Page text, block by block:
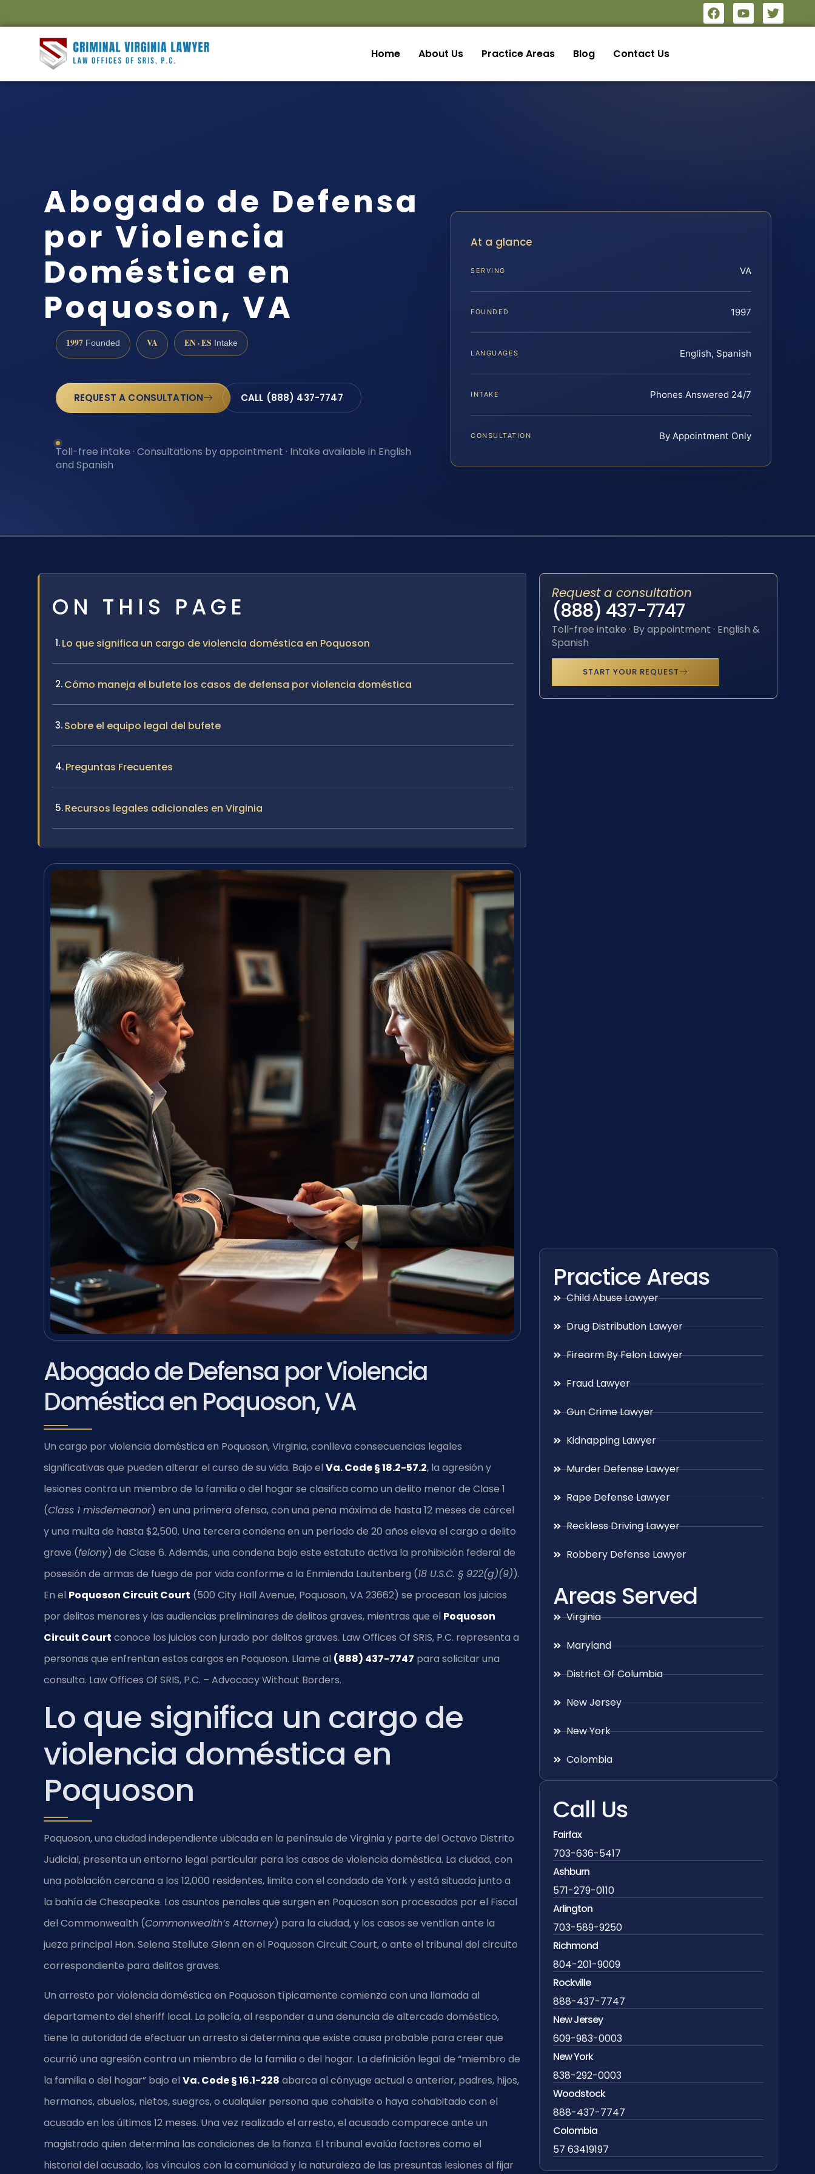
Home About Us Practice Areas Blog Contact Us
Abogado de Defensa
por Violencia
Doméstica en
Poquoson, VA
1997 Founded VA EN · ES Intake
REQUEST A CONSULTATION CALL (888) 437-7747
Toll-free intake · Consultations by appointment · Intake available in English
and Spanish
At a glance
SERVING VA
FOUNDED 1997
LANGUAGES English, Spanish
INTAKE Phones Answered 24/7
CONSULTATION By Appointment Only
ON THIS PAGE
Lo que significa un cargo de violencia doméstica en Poquoson
Cómo maneja el bufete los casos de defensa por violencia doméstica
Sobre el equipo legal del bufete
Preguntas Frecuentes
Recursos legales adicionales en Virginia
Abogado de Defensa por Violencia
Doméstica en Poquoson, VA
Un cargo por violencia doméstica en Poquoson, Virginia, conlleva consecuencias legales
significativas que pueden alterar el curso de su vida. Bajo el Va. Code § 18.2-57.2, la agresión y
lesiones contra un miembro de la familia o del hogar se clasifica como un delito menor de Clase 1
(Class 1 misdemeanor) en una primera ofensa, con una pena máxima de hasta 12 meses de cárcel
y una multa de hasta $2,500. Una tercera condena en un período de 20 años eleva el cargo a delito
grave (felony) de Clase 6. Además, una condena bajo este estatuto activa la prohibición federal de
posesión de armas de fuego de por vida conforme a la Enmienda Lautenberg (18 U.S.C. § 922(g)(9)).
En el Poquoson Circuit Court (500 City Hall Avenue, Poquoson, VA 23662) se procesan los juicios
por delitos menores y las audiencias preliminares de delitos graves, mientras que el Poquoson
Circuit Court conoce los juicios con jurado por delitos graves. Law Offices Of SRIS, P.C. representa a
personas que enfrentan estos cargos en Poquoson. Llame al (888) 437-7747 para solicitar una
consulta. Law Offices Of SRIS, P.C. – Advocacy Without Borders.
Lo que significa un cargo de
violencia doméstica en
Poquoson
Poquoson, una ciudad independiente ubicada en la península de Virginia y parte del Octavo Distrito
Judicial, presenta un entorno legal particular para los casos de violencia doméstica. La ciudad, con
una población cercana a los 12,000 residentes, limita con el condado de York y está situada junto a
la bahía de Chesapeake. Los asuntos penales que surgen en Poquoson son procesados por el Fiscal
del Commonwealth (Commonwealth’s Attorney) para la ciudad, y los casos se ventilan ante la
jueza principal Hon. Selena Stellute Glenn en el Poquoson Circuit Court, o ante el tribunal del circuito
correspondiente para delitos graves.
Un arresto por violencia doméstica en Poquoson típicamente comienza con una llamada al
departamento del sheriff local. La policía, al responder a una denuncia de altercado doméstico,
tiene la autoridad de efectuar un arresto si determina que existe causa probable para creer que
ocurrió una agresión contra un miembro de la familia o del hogar. La definición legal de “miembro de
la familia o del hogar” bajo el Va. Code § 16.1-228 abarca al cónyuge actual o anterior, padres, hijos,
hermanos, abuelos, nietos, suegros, o cualquier persona que cohabite o haya cohabitado con el
acusado en los últimos 12 meses. Una vez realizado el arresto, el acusado comparece ante un
magistrado quien determina las condiciones de la fianza. El tribunal evalúa factores como el
historial del acusado, los vínculos con la comunidad y la naturaleza de las presuntas lesiones al fijar
Request a consultation
(888) 437-7747
Toll-free intake · By appointment · English &
Spanish
START YOUR REQUEST
Practice Areas
Child Abuse Lawyer
Drug Distribution Lawyer
Firearm By Felon Lawyer
Fraud Lawyer
Gun Crime Lawyer
Kidnapping Lawyer
Murder Defense Lawyer
Rape Defense Lawyer
Reckless Driving Lawyer
Robbery Defense Lawyer
Areas Served
Virginia
Maryland
District Of Columbia
New Jersey
New York
Colombia
Call Us
Fairfax
703-636-5417
Ashburn
571-279-0110
Arlington
703-589-9250
Richmond
804-201-9009
Rockville
888-437-7747
New Jersey
609-983-0003
New York
838-292-0003
Woodstock
888-437-7747
Colombia
57 63419197